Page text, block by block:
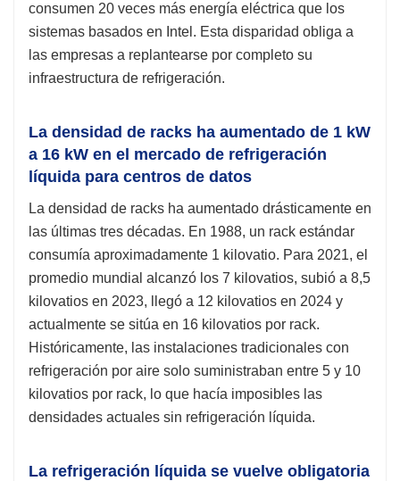
consumen 20 veces más energía eléctrica que los
sistemas basados ​​en Intel. Esta disparidad obliga a
las empresas a replantearse por completo su
infraestructura de refrigeración.
La densidad de racks ha aumentado de 1 kW
a 16 kW en el mercado de refrigeración
líquida para centros de datos
La densidad de racks ha aumentado drásticamente en
las últimas tres décadas. En 1988, un rack estándar
consumía aproximadamente 1 kilovatio. Para 2021, el
promedio mundial alcanzó los 7 kilovatios, subió a 8,5
kilovatios en 2023, llegó a 12 kilovatios en 2024 y
actualmente se sitúa en 16 kilovatios por rack.
Históricamente, las instalaciones tradicionales con
refrigeración por aire solo suministraban entre 5 y 10
kilovatios por rack, lo que hacía imposibles las
densidades actuales sin refrigeración líquida.
La refrigeración líquida se vuelve obligatoria